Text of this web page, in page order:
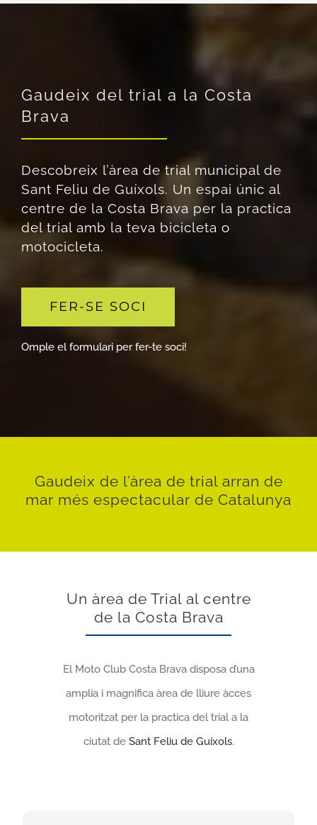
Gaudeix del trial a la Costa
Brava
Descobreix l’àrea de trial municipal de
Sant Feliu de Guíxols. Un espai únic al
centre de la Costa Brava per la practica
del trial amb la teva bicicleta o
motocicleta.
FER-SE SOCI
Omple el formulari per fer-te soci!
Gaudeix de l’àrea de trial arran de
mar més espectacular de Catalunya
Un àrea de Trial al centre
de la Costa Brava
El Moto Club Costa Brava disposa d’una
amplia i magnifica àrea de lliure àcces
motoritzat per la practica del trial a la
ciutat de Sant Feliu de Guíxols.